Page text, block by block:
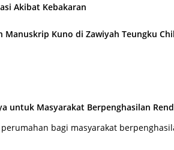
Akibat Kebakaran
Kuno di Zawiyah Teungku
untuk Masyarakat Berpenghasilan
bagi masyarakat